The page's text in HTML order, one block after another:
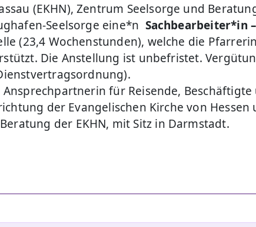
(EKHN), Zentrum Seelsorge und
Seelsorge eine*n Sachbearbeiter*in –
(23,4 Wochenstunden), welche die
Die Anstellung ist unbefristet.
für Reisende, Beschäftigte
der Evangelischen Kirche von Hessen
der EKHN, mit Sitz in Darmstadt.